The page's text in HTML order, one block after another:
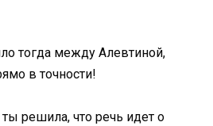
тогда между Алевтиной,
в точности!
решила, что речь идет о